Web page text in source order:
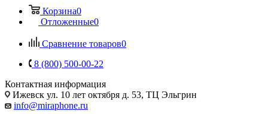
Корзина0
Отложенные0
Сравнение товаров0
8 (800) 500-00-22
Контактная информация
Ижевск ул. 10 лет октября д. 53, ТЦ Эльгрин
info@miraphone.ru